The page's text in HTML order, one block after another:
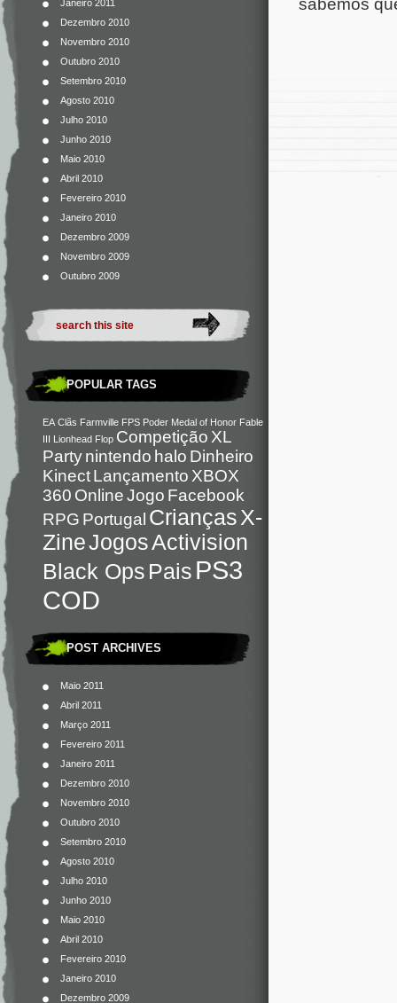
Janeiro 2011
Dezembro 2010
Novembro 2010
Outubro 2010
Setembro 2010
Agosto 2010
Julho 2010
Junho 2010
Maio 2010
Abril 2010
Fevereiro 2010
Janeiro 2010
Dezembro 2009
Novembro 2009
Outubro 2009
POPULAR TAGS
EA Clãs Farmville FPS Poder Medal of Honor Fable
III Lionhead Flop Competição XL
Partynintendo halo Dinheiro
KinectLançamento XBOX
360 OnlineJogo Facebook
RPG Portugal CriançasX-
ZineJogosActivision
Black Ops Pais PS3
COD
POST ARCHIVES
Maio 2011
Abril 2011
Março 2011
Fevereiro 2011
Janeiro 2011
Dezembro 2010
Novembro 2010
Outubro 2010
Setembro 2010
Agosto 2010
Julho 2010
Junho 2010
Maio 2010
Abril 2010
Fevereiro 2010
Janeiro 2010
Dezembro 2009